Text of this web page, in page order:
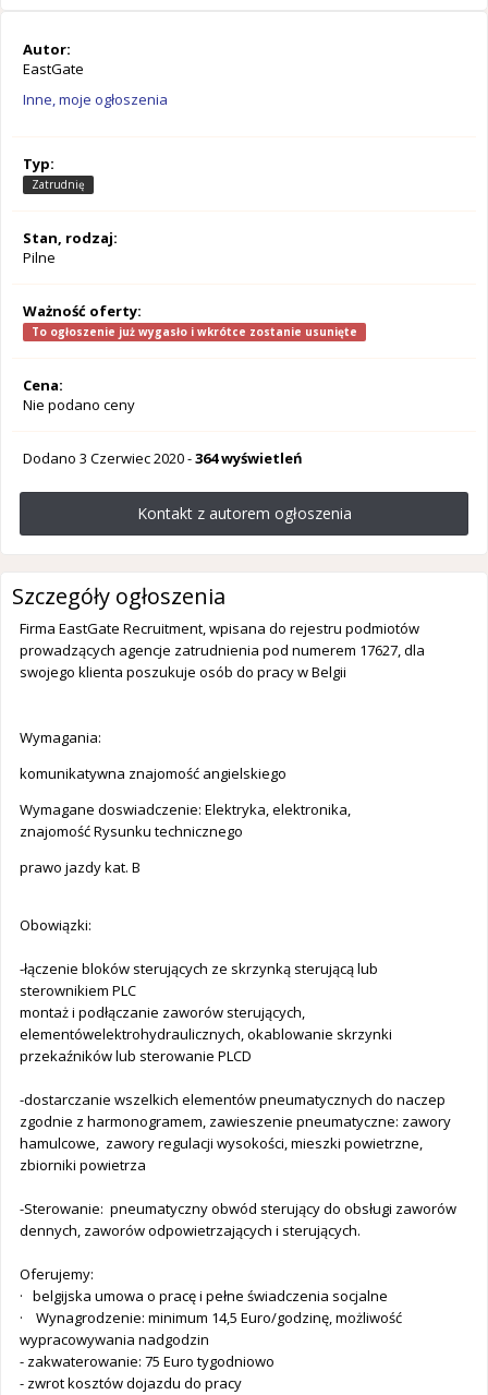
Autor:
EastGate
Inne, moje ogłoszenia
Typ:
Zatrudnię
Stan, rodzaj:
Pilne
Ważność oferty:
To ogłoszenie już wygasło i wkrótce zostanie usunięte
Cena:
Nie podano ceny
Dodano 3 Czerwiec 2020-364 wyświetleń
Kontakt z autorem ogłoszenia
Szczegóły ogłoszenia
Firma EastGate Recruitment, wpisana do rejestru podmiotów
prowadzących agencje zatrudnienia pod numerem 17627, dla
swojego klienta poszukuje osób do pracy w Belgii
Wymagania:
komunikatywna znajomość angielskiego
Wymagane doswiadczenie: Elektryka, elektronika,
znajomość Rysunku technicznego
prawo jazdy kat. B
Obowiązki:
-łączenie bloków sterujących ze skrzynką sterującą lub
sterownikiem PLC
montaż i podłączanie zaworów sterujących,
elementówelektrohydraulicznych, okablowanie skrzynki
przekaźników lub sterowanie PLCD
-dostarczanie wszelkich elementów pneumatycznych do naczep
zgodnie z harmonogramem, zawieszenie pneumatyczne: zawory
hamulcowe, zawory regulacji wysokości, mieszki powietrzne,
zbiorniki powietrza
-Sterowanie: pneumatyczny obwód sterujący do obsługi zaworów
dennych, zaworów odpowietrzających i sterujących.
Oferujemy:
· belgijska umowa o pracę i pełne świadczenia socjalne
· Wynagrodzenie: minimum 14,5 Euro/godzinę, możliwość
wypracowywania nadgodzin
- zakwaterowanie: 75 Euro tygodniowo
- zwrot kosztów dojazdu do pracy